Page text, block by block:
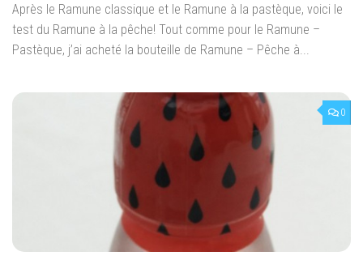
Après le Ramune classique et le Ramune à la pastèque, voici le
test du Ramune à la pêche! Tout comme pour le Ramune –
Pastèque, j’ai acheté la bouteille de Ramune – Pêche à...
0